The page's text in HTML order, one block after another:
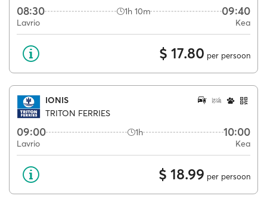
08:30 1h 10m 09:40
Lavrio Kea
$ 17.80 per persoon
IONIS
TRITON FERRIES
09:00 1h 10:00
Lavrio Kea
$ 18.99 per persoon